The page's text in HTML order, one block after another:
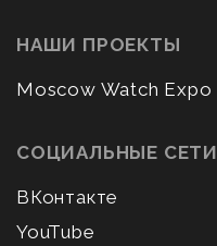
НАШИ ПРОЕКТЫ
Moscow Watch Expo
СОЦИАЛЬНЫЕ СЕТИ
ВКонтакте
YouTube